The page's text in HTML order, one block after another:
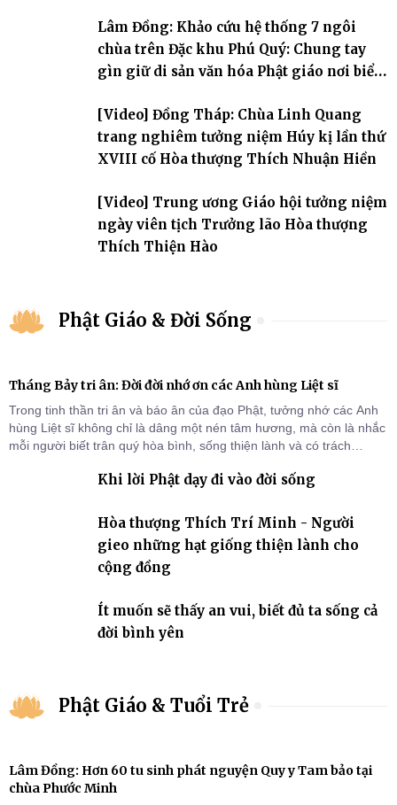
Chư Tôn đức Tăng Ni, môn đồ pháp quyến cùng đông đảo thiện tín
Phật tử đã đồng vân tập về đạo tràng, th
Lâm Đồng: Khảo cứu hệ thống 7 ngôi
chùa trên Đặc khu Phú Quý: Chung tay
gìn giữ di sản văn hóa Phật giáo nơi biển
[Video] Đồng Tháp: Chùa Linh Quang
trang nghiêm tưởng niệm Húy kị lần thứ
XVIII cố Hòa thượng Thích Nhuận Hiền
[Video] Trung ương Giáo hội tưởng niệm
ngày viên tịch Trưởng lão Hòa thượng
Thích Thiện Hào
Phật Giáo & Đời Sống
Tháng Bảy tri ân: Đời đời nhớ ơn các Anh hùng Liệt sĩ
Trong tinh thần tri ân và báo ân của đạo Phật, tưởng nhớ các Anh
hùng Liệt sĩ không chỉ là dâng một nén tâm hương, mà còn là nhắc
mỗi người biết trân quý hòa bình, sống thiện lành và có trách
Khi lời Phật dạy đi vào đời sống
Hòa thượng Thích Trí Minh - Người
gieo những hạt giống thiện lành cho
cộng đồng
Ít muốn sẽ thấy an vui, biết đủ ta sống cả
đời bình yên
Phật Giáo & Tuổi Trẻ
Lâm Đồng: Hơn 60 tu sinh phát nguyện Quy y Tam bảo tại
chùa Phước Minh